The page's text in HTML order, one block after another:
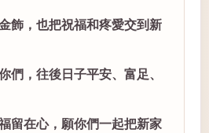
飾，也把祝福和疼愛交到新
們，往後日子平安、富足、
留在心，願你們一起把新家